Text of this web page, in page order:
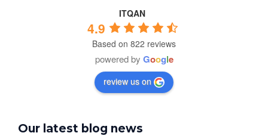
ITQAN
4.9
Based on 822 reviews
powered by Google
review us on
Our latest blog news